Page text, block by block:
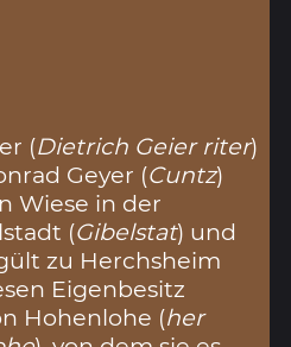
(Dietrich Geier riter)
Geyer (Cuntz)
Wiese in der
(Gibelstat) und
zu Herchsheim
Eigenbesitz
Hohenlohe (her